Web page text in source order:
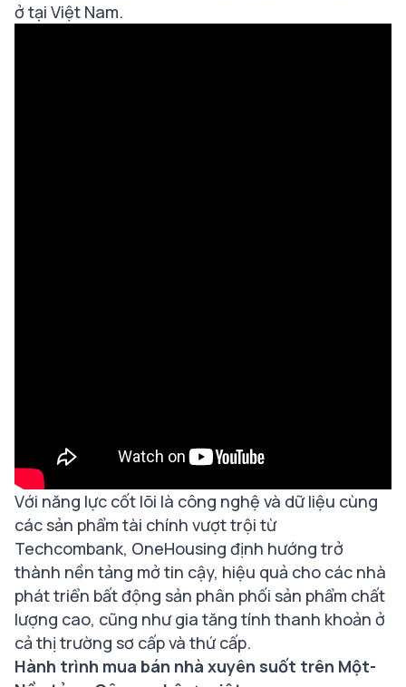
ở tại Việt Nam.
Với năng lực cốt lõi là công nghệ và dữ liệu cùng
các sản phẩm tài chính vượt trội từ
Techcombank, OneHousing định hướng trở
thành nền tảng mở tin cậy, hiệu quả cho các nhà
phát triển bất động sản phân phối sản phẩm chất
lượng cao, cũng như gia tăng tính thanh khoản ở
cả thị trường sơ cấp và thứ cấp.
Hành trình mua bán nhà xuyên suốt trên Một-